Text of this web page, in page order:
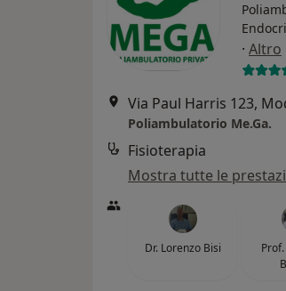
· Altro
Via Paul Harris 123,
Poliambulatorio Me.Ga.
Fisioterapia
Mostra tutte le
Dr. Lorenzo Bisi